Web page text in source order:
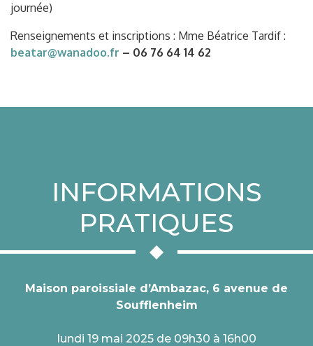
journée)
Renseignements et inscriptions : Mme Béatrice Tardif :
beatar@wanadoo.fr – 06 76 64 14 62
INFORMATIONS
PRATIQUES
Maison paroissiale d’Ambazac, 6 avenue de
Soufflenheim
lundi 19 mai 2025 de 09h30 à 16h00